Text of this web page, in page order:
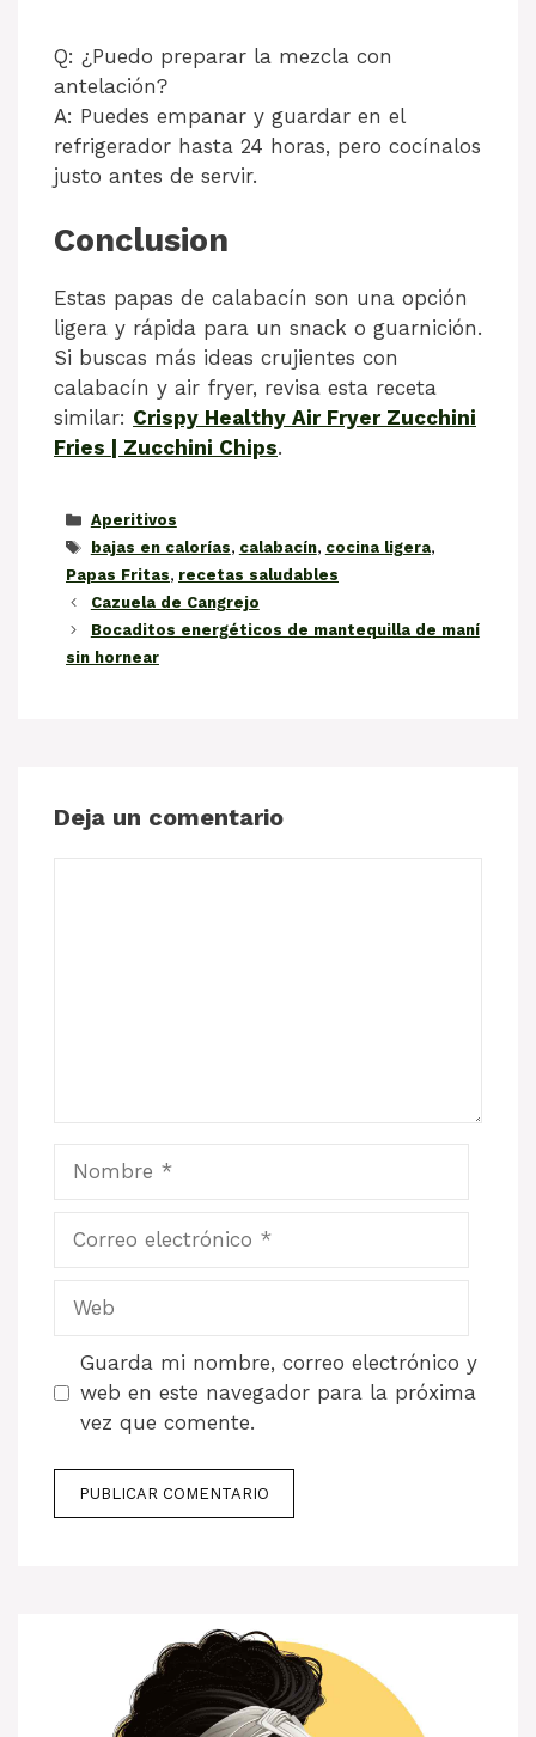
Q: ¿Puedo preparar la mezcla con
antelación?
A: Puedes empanar y guardar en el
refrigerador hasta 24 horas, pero cocínalos
justo antes de servir.
Conclusion
Estas papas de calabacín son una opción
ligera y rápida para un snack o guarnición.
Si buscas más ideas crujientes con
calabacín y air fryer, revisa esta receta
similar: Crispy Healthy Air Fryer Zucchini
Fries | Zucchini Chips.
Categorías
Aperitivos
Etiquetas
bajas en calorías, calabacín, cocina ligera,
Papas Fritas, recetas saludables
Cazuela de Cangrejo
Bocaditos energéticos de mantequilla de maní
sin hornear
Deja un comentario
Nombre
Guarda mi nombre, correo electrónico y
web en este navegador para la próxima
vez que comente.